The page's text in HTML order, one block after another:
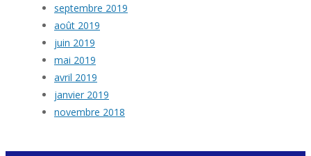
septembre 2019
août 2019
juin 2019
mai 2019
avril 2019
janvier 2019
novembre 2018